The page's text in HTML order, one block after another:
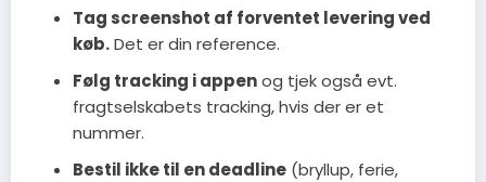
Tag screenshot af forventet levering ved
køb.Det er din reference.
Følg tracking i appenog tjek også evt.
fragtselskabets tracking, hvis der er et
nummer.
Bestil ikke til en deadline(bryllup, ferie,